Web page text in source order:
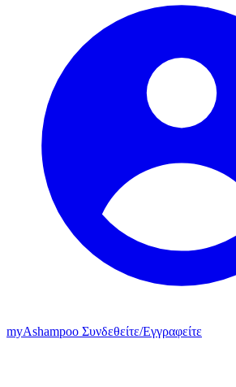
myAshampoo Συνδεθείτε/Εγγραφείτε